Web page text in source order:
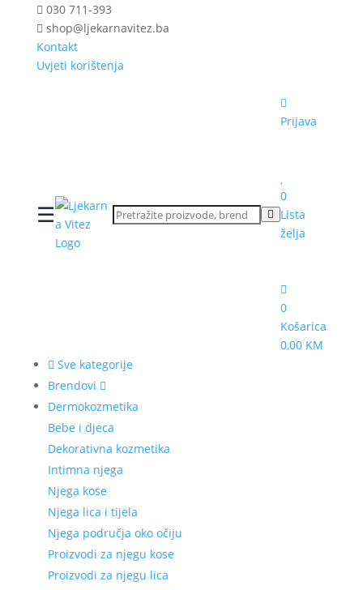
030 711-393
shop@ljekarnavitez.ba
Kontakt
Uvjeti korištenja
☰
Prijava
0
Lista
želja
0
Košarica
0,00 KM
Sve kategorije
Brendovi
Dermokozmetika
Bebe i djeca
Dekorativna kozmetika
Intimna njega
Njega kose
Njega lica i tijela
Njega područja oko očiju
Proizvodi za njegu kose
Proizvodi za njegu lica